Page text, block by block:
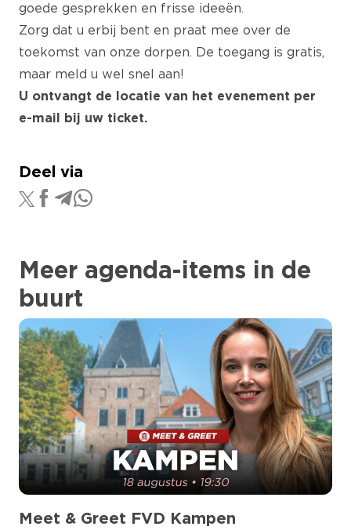
goede gesprekken en frisse ideeën.
Zorg dat u erbij bent en praat mee over de
toekomst van onze dorpen. De toegang is gratis,
maar meld u wel snel aan!
U ontvangt de locatie van het evenement per
e-mail bij uw ticket.
Deel via
Meer agenda-items in de
buurt
Meet & Greet FVD Kampen